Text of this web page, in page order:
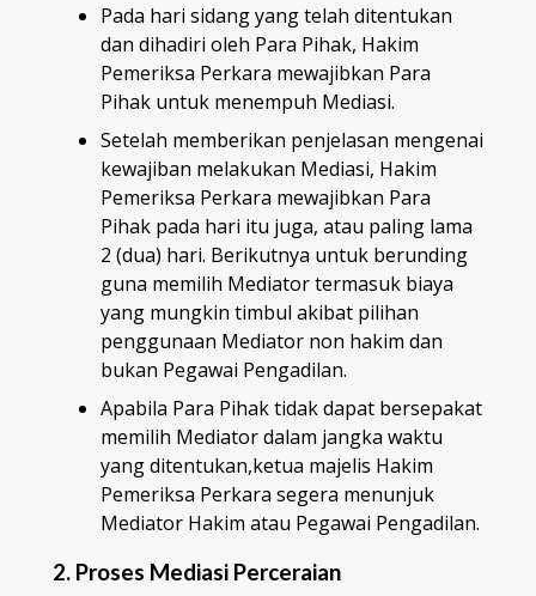
Pada hari sidang yang telah ditentukan
dan dihadiri oleh Para Pihak, Hakim
Pemeriksa Perkara mewajibkan Para
Pihak untuk menempuh Mediasi.
Setelah memberikan penjelasan mengenai
kewajiban melakukan Mediasi, Hakim
Pemeriksa Perkara mewajibkan Para
Pihak pada hari itu juga, atau paling lama
2 (dua) hari. Berikutnya untuk berunding
guna memilih Mediator termasuk biaya
yang mungkin timbul akibat pilihan
penggunaan Mediator non hakim dan
bukan Pegawai Pengadilan.
Apabila Para Pihak tidak dapat bersepakat
memilih Mediator dalam jangka waktu
yang ditentukan,ketua majelis Hakim
Pemeriksa Perkara segera menunjuk
Mediator Hakim atau Pegawai Pengadilan.
2. Proses Mediasi Perceraian